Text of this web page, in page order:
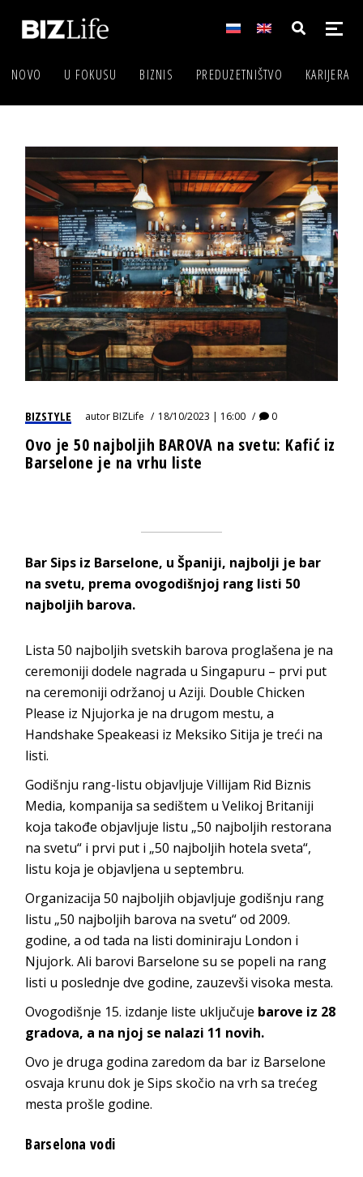
NOVO U FOKUSU BIZNIS PREDUZETNIŠTVO KARIJERA
BIZSTYLE autorBIZLife 18/10/2023 | 16:00 0
Ovo je 50 najboljih BAROVA na svetu: Kafić iz
Barselone je na vrhu liste
Bar Sips iz Barselone, u Španiji, najbolji je bar
na svetu, prema ovogodišnjoj rang listi 50
najboljih barova.
Lista 50 najboljih svetskih barova proglašena je na
ceremoniji dodele nagrada u Singapuru – prvi put
na ceremoniji održanoj u Aziji. Double Chicken
Please iz Njujorka je na drugom mestu, a
Handshake Speakeasi iz Meksiko Sitija je treći na
listi.
Godišnju rang-listu objavljuje Villijam Rid Biznis
Media, kompanija sa sedištem u Velikoj Britaniji
koja takođe objavljuje listu „50 najboljih restorana
na svetu“ i prvi put i „50 najboljih hotela sveta“,
listu koja je objavljena u septembru.
Organizacija 50 najboljih objavljuje godišnju rang
listu „50 najboljih barova na svetu“ od 2009.
godine, a od tada na listi dominiraju London i
Njujork. Ali barovi Barselone su se popeli na rang
listi u poslednje dve godine, zauzevši visoka mesta.
Ovogodišnje 15. izdanje liste uključuje barove iz 28
gradova, a na njoj se nalazi 11 novih.
Ovo je druga godina zaredom da bar iz Barselone
osvaja krunu dok je Sips skočio na vrh sa trećeg
mesta prošle godine.
Barselona vodi